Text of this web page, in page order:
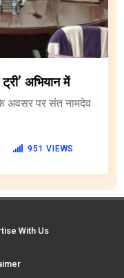
अभियान में
के अवसर पर संत नामदेव
951 VIEWS
With Us